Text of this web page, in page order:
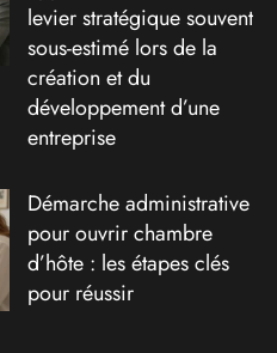
levier stratégique souvent
sous-estimé lors de la
création et du
développement d’une
entreprise
Démarche administrative
pour ouvrir chambre
d’hôte : les étapes clés
pour réussir